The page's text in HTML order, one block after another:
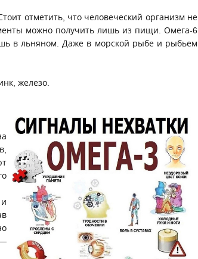
отметить, что человеческий организм не
можно получить лишь из пищи. Омега-6
в льняном. Даже в морской рыбе и рыбьем
железо.